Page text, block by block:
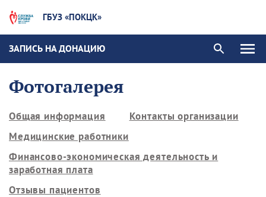
ГБУЗ «ПОКЦК»
ЗАПИСЬ НА ДОНАЦИЮ
Фотогалерея
Общая информация
Контакты организации
Медицинские работники
Финансово-экономическая деятельность и
заработная плата
Отзывы пациентов